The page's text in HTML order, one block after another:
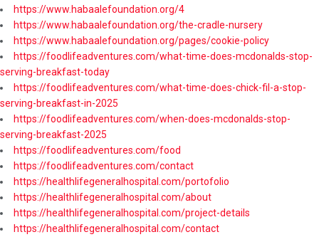
https://www.habaalefoundation.org/4
https://www.habaalefoundation.org/the-cradle-nursery
https://www.habaalefoundation.org/pages/cookie-policy
https://foodlifeadventures.com/what-time-does-mcdonalds-stop-
serving-breakfast-today
https://foodlifeadventures.com/what-time-does-chick-fil-a-stop-
serving-breakfast-in-2025
https://foodlifeadventures.com/when-does-mcdonalds-stop-
serving-breakfast-2025
https://foodlifeadventures.com/food
https://foodlifeadventures.com/contact
https://healthlifegeneralhospital.com/portofolio
https://healthlifegeneralhospital.com/about
https://healthlifegeneralhospital.com/project-details
https://healthlifegeneralhospital.com/contact